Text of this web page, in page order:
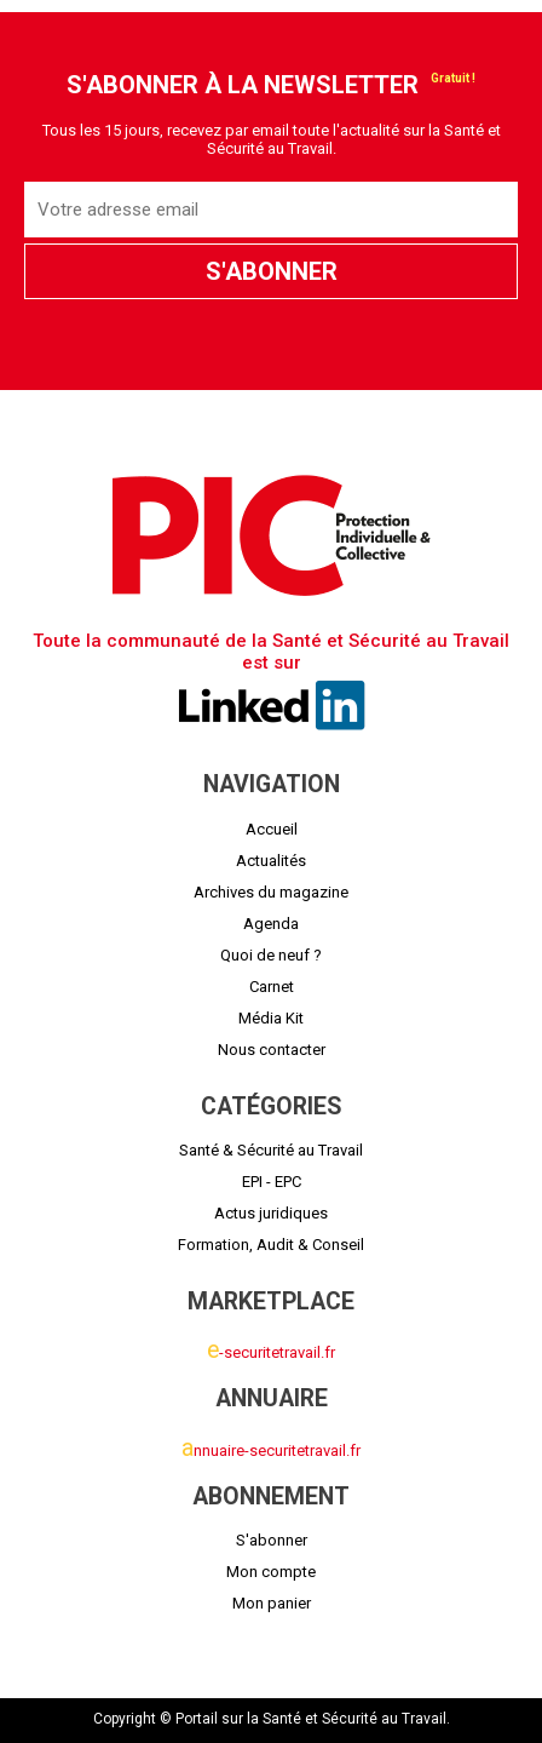
S'ABONNER À LA NEWSLETTER
Tous les 15 jours, recevez par email toute l'actualité sur la Santé et
Sécurité au Travail.
Toute la communauté de la Santé et Sécurité au Travail
est sur
NAVIGATION
Accueil
Actualités
Archives du magazine
Agenda
Quoi de neuf ?
Carnet
Média Kit
Nous contacter
CATÉGORIES
Santé & Sécurité au Travail
EPI - EPC
Actus juridiques
Formation, Audit & Conseil
MARKETPLACE
e-securitetravail.fr
ANNUAIRE
annuaire-securitetravail.fr
ABONNEMENT
S'abonner
Mon compte
Mon panier
Copyright © Portail sur la Santé et Sécurité au Travail.